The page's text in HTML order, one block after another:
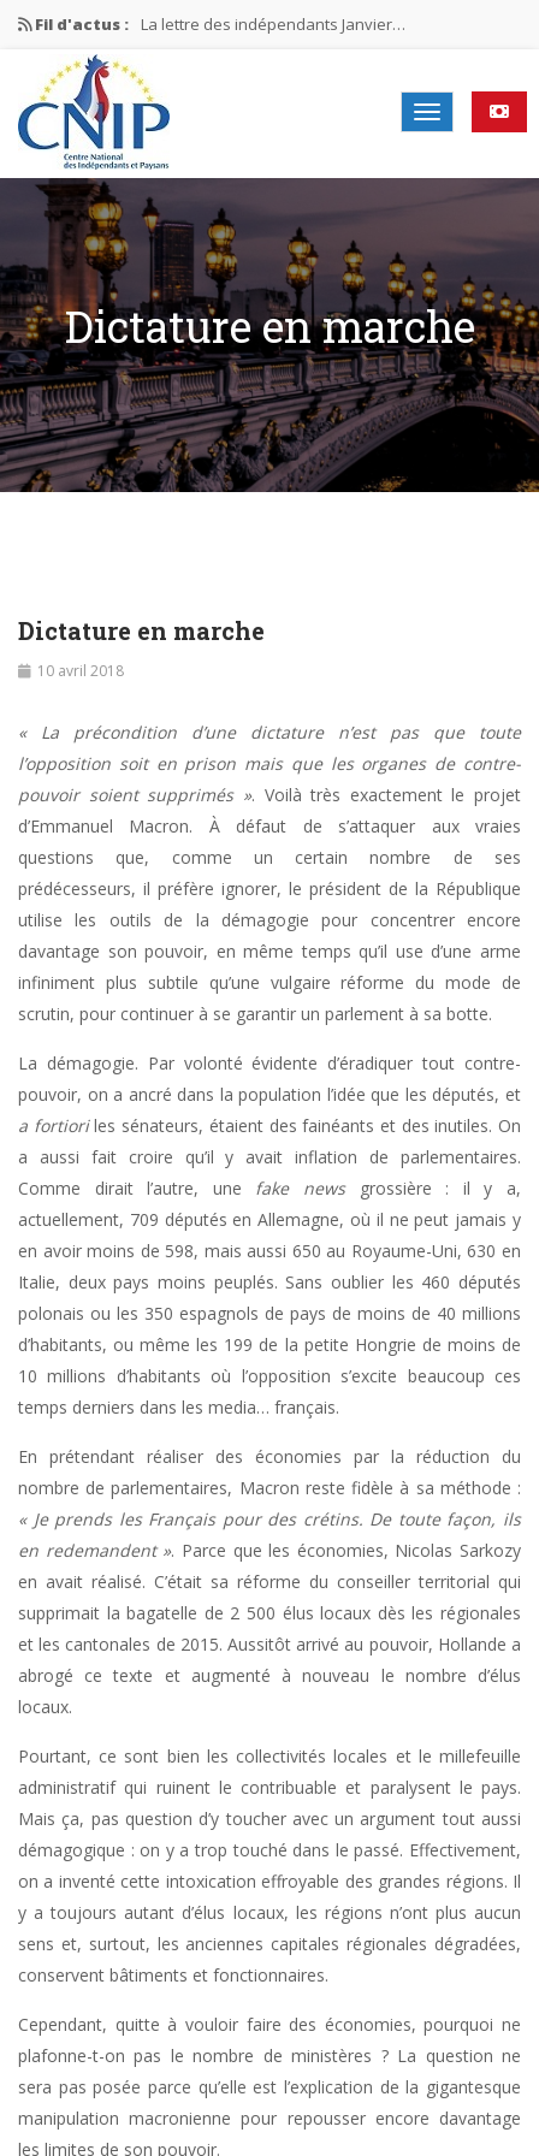
Fil d'actus : La lettre des indépendants Janvier…
La lettre des indépendants Novembre…
La lettre des indépendants Juin…
Mission nationale ÉLECTIONS MUNICIPALES 2026
La lettre des indépendants N°2-2026
Dictature en marche
Dictature en marche
10 avril 2018
« La précondition d’une dictature n’est pas que toute
l’opposition soit en prison mais que les organes de contre-
pouvoir soient supprimés ». Voilà très exactement le projet
d’Emmanuel Macron. À défaut de s’attaquer aux vraies
questions que, comme un certain nombre de ses
prédécesseurs, il préfère ignorer, le président de la République
utilise les outils de la démagogie pour concentrer encore
davantage son pouvoir, en même temps qu’il use d’une arme
infiniment plus subtile qu’une vulgaire réforme du mode de
scrutin, pour continuer à se garantir un parlement à sa botte.
La démagogie. Par volonté évidente d’éradiquer tout contre-
pouvoir, on a ancré dans la population l’idée que les députés, et
a fortioriles sénateurs, étaient des fainéants et des inutiles. On
a aussi fait croire qu’il y avait inflation de parlementaires.
Comme dirait l’autre, une fake news
grossière : il y a,
actuellement, 709 députés en Allemagne, où il ne peut jamais y
en avoir moins de 598, mais aussi 650 au Royaume-Uni, 630 en
Italie, deux pays moins peuplés. Sans oublier les 460 députés
polonais ou les 350 espagnols de pays de moins de 40 millions
d’habitants, ou même les 199 de la petite Hongrie de moins de
10 millions d’habitants où l’opposition s’excite beaucoup ces
temps derniers dans les media… français.
En prétendant réaliser des économies par la réduction du
nombre de parlementaires, Macron reste fidèle à sa méthode :
« Je prends les Français pour des crétins. De toute façon, ils
en redemandent ». Parce que les économies, Nicolas Sarkozy
en avait réalisé. C’était sa réforme du conseiller territorial qui
supprimait la bagatelle de 2 500 élus locaux dès les régionales
et les cantonales de 2015. Aussitôt arrivé au pouvoir, Hollande a
abrogé ce texte et augmenté à nouveau le nombre d’élus
locaux.
Pourtant, ce sont bien les collectivités locales et le millefeuille
administratif qui ruinent le contribuable et paralysent le pays.
Mais ça, pas question d’y toucher avec un argument tout aussi
démagogique : on y a trop touché dans le passé. Effectivement,
on a inventé cette intoxication effroyable des grandes régions. Il
y a toujours autant d’élus locaux, les régions n’ont plus aucun
sens et, surtout, les anciennes capitales régionales dégradées,
conservent bâtiments et fonctionnaires.
Cependant, quitte à vouloir faire des économies, pourquoi ne
plafonne-t-on pas le nombre de ministères ? La question ne
sera pas posée parce qu’elle est l’explication de la gigantesque
manipulation macronienne pour repousser encore davantage
les limites de son pouvoir.